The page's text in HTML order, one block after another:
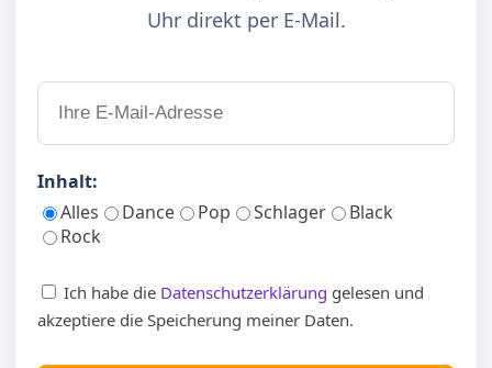
Uhr direkt per E-Mail.
Inhalt:
Alles
Dance Pop Schlager
Black
Rock
Ich habe die Datenschutzerklärung gelesen und
akzeptiere die Speicherung meiner Daten.